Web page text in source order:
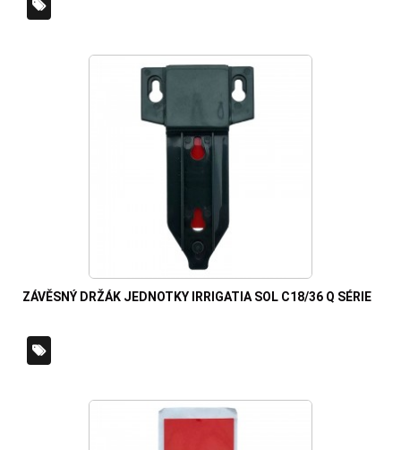
ZÁVĚSNÝ DRŽÁK JEDNOTKY IRRIGATIA SOL C18/36 Q SÉRIE